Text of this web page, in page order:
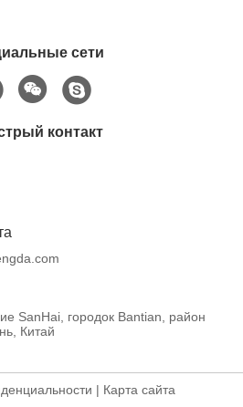
сети
контакт
SanHai, городок Bantian, район
Китай
| Карта сайта